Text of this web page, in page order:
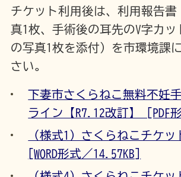
チケット利用後は、利用報告書
真1枚、手術後の耳先のV字カ
の写真1枚を添付）を市環境課
さい。
下妻市さくらねこ無料不妊
ライン【R7.12改訂】 [PDF
（様式1）さくらねこチケ
[WORD形式／14.57KB]